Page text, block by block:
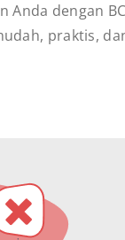
dengan
praktis,